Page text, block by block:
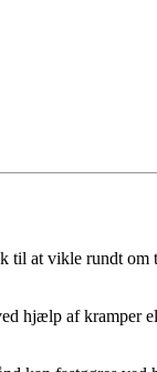
til at vikle rundt om
hjælp af kramper